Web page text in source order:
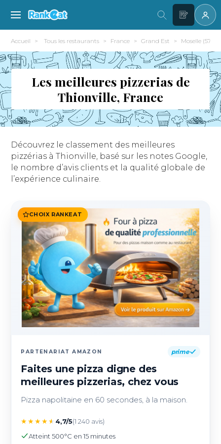
Accueil Tous les restaurants France Grand Est Moselle (57)
Les meilleures pizzerias de
Thionville, France
Découvrez le classement des meilleures
pizzérias à Thionville, basé sur les notes Google,
le nombre d’avis clients et la qualité globale de
l’expérience culinaire.
CHOIX RANKEAT
PARTENARIAT AMAZON prime
Faites une pizza digne des
meilleures pizzerias, chez vous
Pizza napolitaine en 60 secondes, à la maison.
★★★★★ 4,7/5(1 240 avis)
Atteint 500°C en 15 minutes